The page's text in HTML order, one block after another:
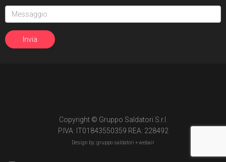
Copyright © Gruppo Saldatori S.r.l.
P.IVA: IT01843550359 REA: 228492
Design by: gruppo saldatori +webair